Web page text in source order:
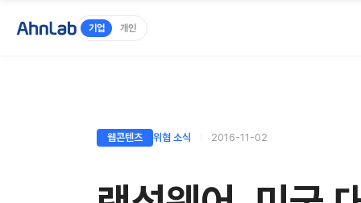
기업 개인
웹콘텐츠 위협 소식 2016-11-02